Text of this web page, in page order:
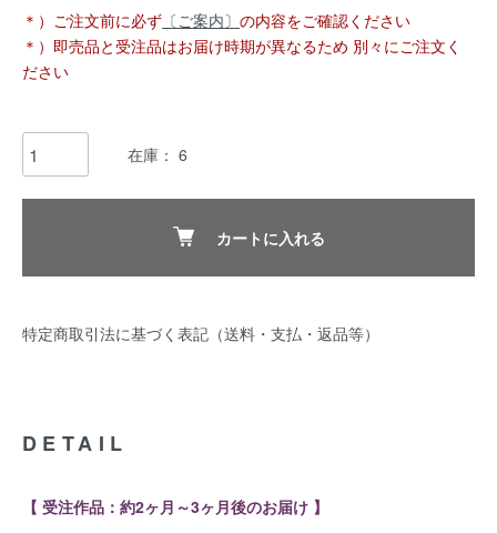
＊）ご注文前に必ず 〔ご案内〕 の内容をご確認ください
＊）即売品と受注品はお届け時期が異なるため 別々にご注文く
ださい
在庫： 6
カートに入れる
特定商取引法に基づく表記（送料・支払・返品等）
DETAIL
【 受注作品：約2ヶ月～3ヶ月後のお届け 】